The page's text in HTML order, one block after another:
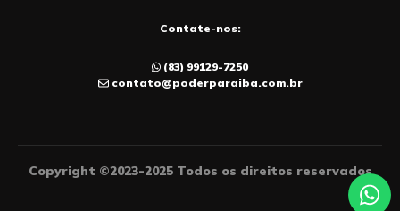
Contate-nos:
(83) 99129-7250
contato@poderparaiba.com.br
Copyright ©2023-2025 Todos os direitos reservados